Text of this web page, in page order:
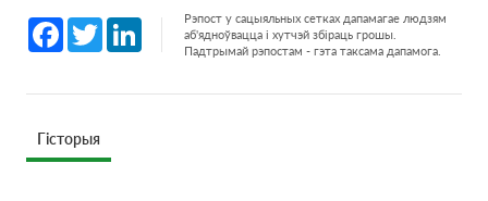
Facebook
Twitter LinkedInРэпост у сацыяльных сетках дапамагае людзям
аб'ядноўвацца і хутчэй збіраць грошы.
Падтрымай рэпостам - гэта таксама дапамога.
Гісторыя